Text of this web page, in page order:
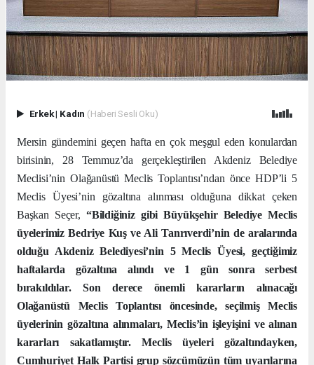
Erkek| Kadın (Haberi Sesli Oku)
Mersin gündemini geçen hafta en çok meşgul eden konulardan
birisinin, 28 Temmuz’da gerçekleştirilen Akdeniz Belediye
Meclisi’nin Olağanüstü Meclis Toplantısı’ndan önce HDP’li 5
Meclis Üyesi’nin gözaltına alınması olduğuna dikkat çeken
Başkan Seçer, “Bildiğiniz gibi Büyükşehir Belediye Meclis
üyelerimiz Bedriye Kuş ve Ali Tanrıverdi’nin de aralarında
olduğu Akdeniz Belediyesi’nin 5 Meclis Üyesi, geçtiğimiz
haftalarda gözaltına alındı ve 1 gün sonra serbest
bırakıldılar.
Son derece önemli kararların alınacağı
Olağanüstü Meclis Toplantısı öncesinde, seçilmiş Meclis
üyelerinin gözaltına alınmaları, Meclis’in işleyişini ve alınan
kararları sakatlamıştır. Meclis üyeleri gözaltındayken,
Cumhuriyet Halk Partisi grup sözcümüzün tüm uyarılarına